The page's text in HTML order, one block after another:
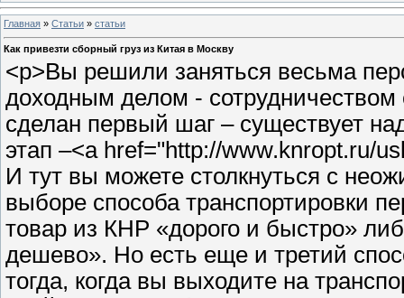
Главная » Статьи » статьи
Как привезти сборный груз из Китая в Москву
<p>Вы решили заняться весьма
доходным делом -
сделан первый шаг – существует
этап –<a href="http://www.knropt.ru/
И тут вы можете столкнуться с
выборе способа транспортировки
товар из КНР «дорого и быстро»
дешево». Но есть еще и третий
тогда, когда вы выходите на